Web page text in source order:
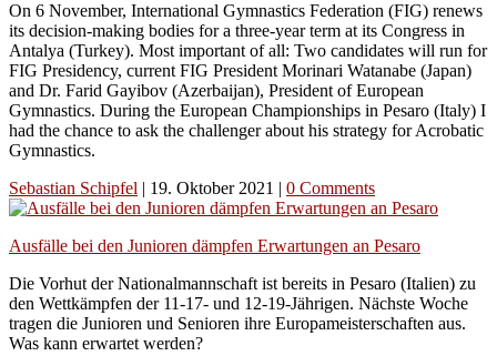
On 6 November, International Gymnastics Federation (FIG) renews
its decision-making bodies for a three-year term at its Congress in
Antalya (Turkey). Most important of all: Two candidates will run for
FIG Presidency, current FIG President Morinari Watanabe (Japan)
and Dr. Farid Gayibov (Azerbaijan), President of European
Gymnastics. During the European Championships in Pesaro (Italy) I
had the chance to ask the challenger about his strategy for Acrobatic
Gymnastics.
Sebastian Schipfel | 19. Oktober 2021 | 0 Comments
Ausfälle bei den Junioren dämpfen Erwartungen an Pesaro
Die Vorhut der Nationalmannschaft ist bereits in Pesaro (Italien) zu
den Wettkämpfen der 11-17- und 12-19-Jährigen. Nächste Woche
tragen die Junioren und Senioren ihre Europameisterschaften aus.
Was kann erwartet werden?